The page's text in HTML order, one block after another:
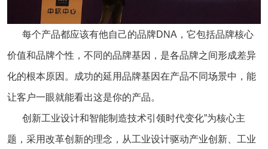
每个产品都应该有他自己的品牌DNA，它包括品牌核心
价值和品牌个性，不同的品牌基因，是各品牌之间形成差异
化的根本原因。成功的延用品牌基因在产品不同场景中，能
让客户一眼就能看出这是你的产品。
创新工业设计和智能制造技术引领时代变化”为核心主
题，采用改革创新的理念，从工业设计驱动产业创新、工业